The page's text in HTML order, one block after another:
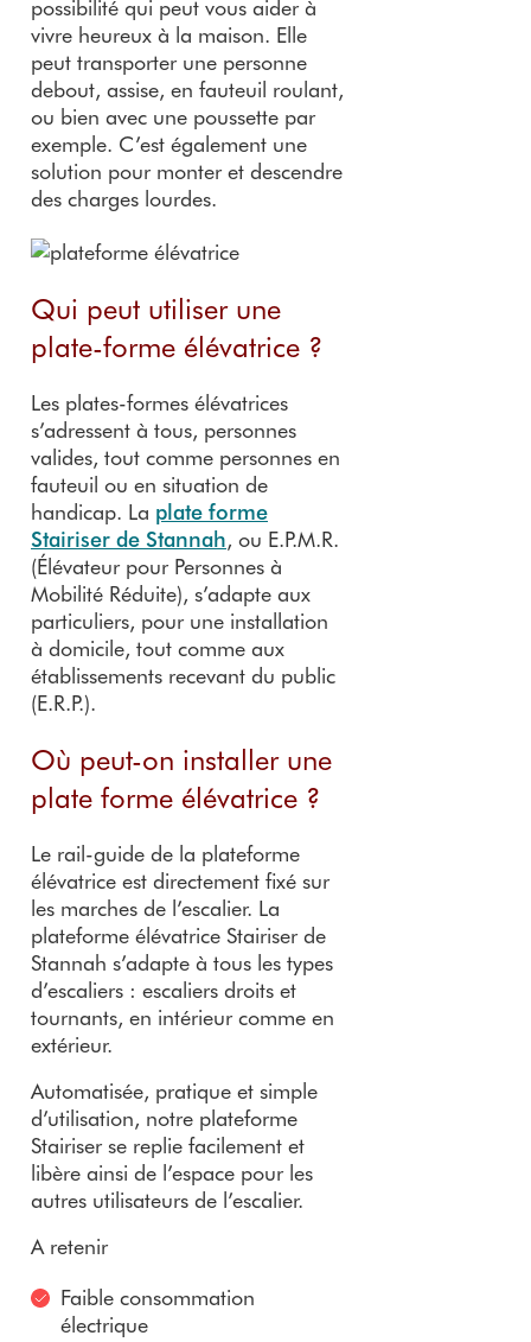
possibilité qui peut vous aider à
vivre heureux à la maison. Elle
peut transporter une personne
debout, assise, en fauteuil roulant,
ou bien avec une poussette par
exemple. C’est également une
solution pour monter et descendre
des charges lourdes.
Qui peut utiliser une
plate-forme élévatrice ?
Les plates-formes élévatrices
s’adressent à tous, personnes
valides, tout comme personnes en
fauteuil ou en situation de
handicap. La plate forme
Stairiser de Stannah, ou E.P.M.R.
(Élévateur pour Personnes à
Mobilité Réduite), s’adapte aux
particuliers, pour une installation
à domicile, tout comme aux
établissements recevant du public
(E.R.P.).
Où peut-on installer une
plate forme élévatrice ?
Le rail-guide de la plateforme
élévatrice est directement fixé sur
les marches de l’escalier. La
plateforme élévatrice Stairiser de
Stannah s’adapte à tous les types
d’escaliers : escaliers droits et
tournants, en intérieur comme en
extérieur.
Automatisée, pratique et simple
d’utilisation, notre plateforme
Stairiser se replie facilement et
libère ainsi de l’espace pour les
autres utilisateurs de l’escalier.
A retenir
Faible consommation
électrique